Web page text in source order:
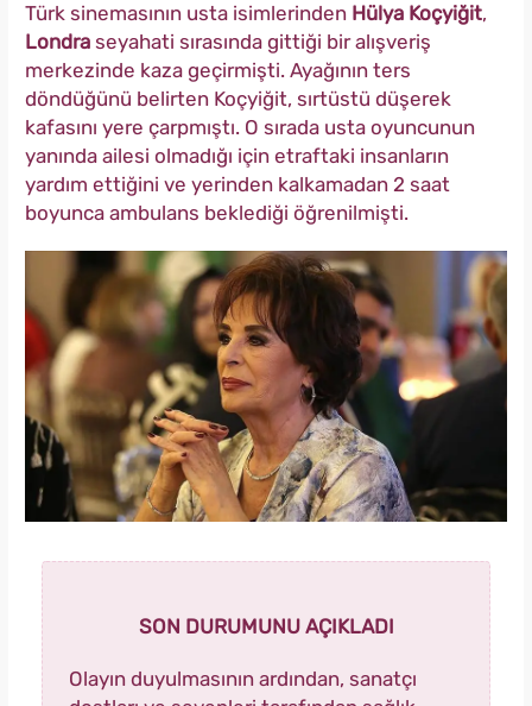
Türk sinemasının usta isimlerinden Hülya Koçyiğit,
Londra seyahati sırasında gittiği bir alışveriş
merkezinde kaza geçirmişti. Ayağının ters
döndüğünü belirten Koçyiğit, sırtüstü düşerek
kafasını yere çarpmıştı. O sırada usta oyuncunun
yanında ailesi olmadığı için etraftaki insanların
yardım ettiğini ve yerinden kalkamadan 2 saat
boyunca ambulans beklediği öğrenilmişti.
SON DURUMUNU AÇIKLADI
Olayın duyulmasının ardından, sanatçı